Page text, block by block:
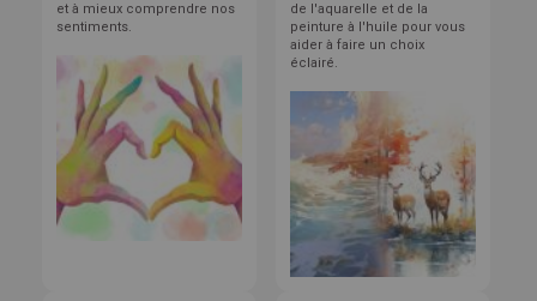
et à mieux comprendre nos
sentiments.
de l'aquarelle et de la
peinture à l'huile pour vous
aider à faire un choix
éclairé.